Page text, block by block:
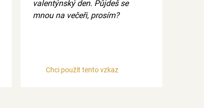
valentýnský den. Půjdeš se
mnou na večeři, prosím?
Chci použít tento vzkaz